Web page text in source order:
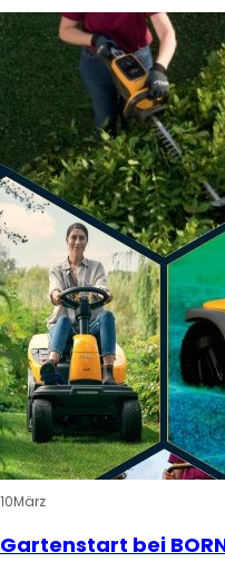
10März
Gartenstart bei